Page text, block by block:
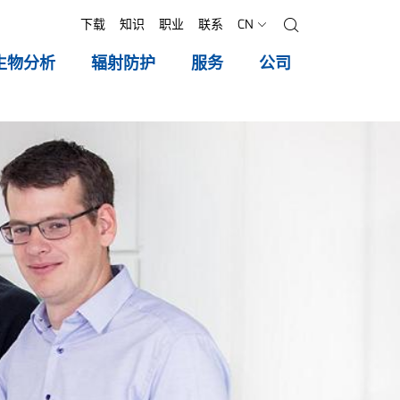
下载 知识 职业 联系 CN
物分析 辐射防护 服务 公司